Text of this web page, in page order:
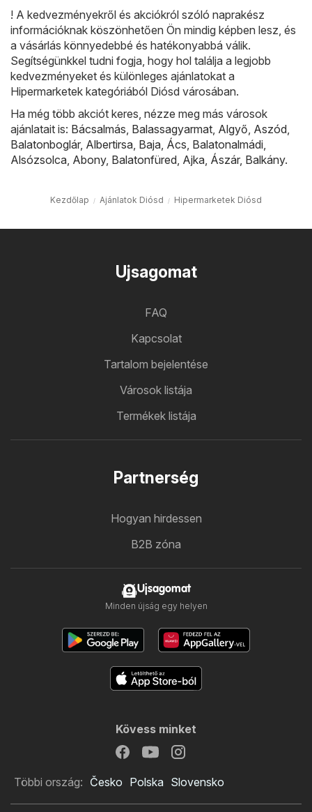
! A kedvezményekről és akciókról szóló naprakész
információknak köszönhetően Ön mindig képben lesz, és
a vásárlás könnyedebbé és hatékonyabbá válik.
Segítségünkkel tudni fogja, hogy hol találja a legjobb
kedvezményeket és különleges ajánlatokat a
Hipermarketek kategóriából Diósd városában.
Ha még több akciót keres, nézze meg más városok
ajánlatait is: Bácsalmás Balassagyarmat Algyő Aszód
Balatonboglár, Albertirsa Baja Ács Balatonalmádi
Alsózsolca Abony, Balatonfüred Ajka Ászár, Balkány.
Kezdőlap Ajánlatok Diósd Hipermarketek Diósd
Ujsagomat
FAQ
Kapcsolat
Tartalom bejelentése
Városok listája
Termékek listája
Partnerség
Hogyan hirdessen
B2B zóna
Ujsagomat
Minden újság egy helyen
Kövess minket
Többi ország: Česko Polska Slovensko